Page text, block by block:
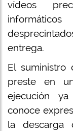
vídeos
entrega.
El
preste en
ejecución
conoce
la descarga